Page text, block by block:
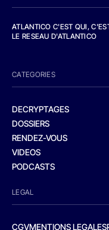
ATLANTICO C'EST QUI,
LE RESEAU D'ATLANTICO
CATEGORIES
DECRYPTAGES
DOSSIERS
RENDEZ-VOUS
VIDEOS
PODCASTS
LEGAL
CGVMENTIONS LEGALES